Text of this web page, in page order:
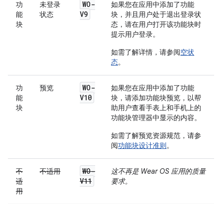
功
能
块
未登录
状态
WO-
V9
如果您在应用中添加了功能
块，并且用户处于退出登录状
态，请在用户打开该功能块时
提示用户登录。
如需了解详情，请参阅空状
态。
功
能
块
预览
WO-
V10
如果您在应用中添加了功能
块，请添加功能块预览，以帮
助用户查看手表上和手机上的
功能块管理器中显示的内容。
如需了解预览资源规范，请参
阅功能块设计准则。
不
适
用
不适用
WO-
V11
这不再是 Wear OS 应用的质量
要求。